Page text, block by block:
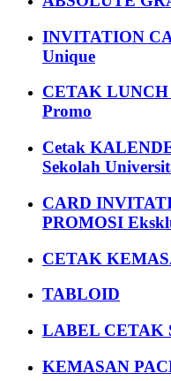
INVITATION
Unique
CETAK LUNCH
Promo
Cetak
Sekolah
CARD
PROMOSI
CETAK
TABLOID
LABEL CETAK
KEMASAN